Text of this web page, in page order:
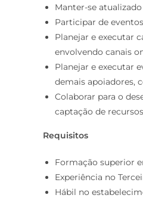
Manter-se
Participar de
Planejar e executar
envolvendo canais
Planejar e executar
demais apoiadores,
Colaborar para o
captação de
Requisitos
Formação superior
Experiência no
Hábil no